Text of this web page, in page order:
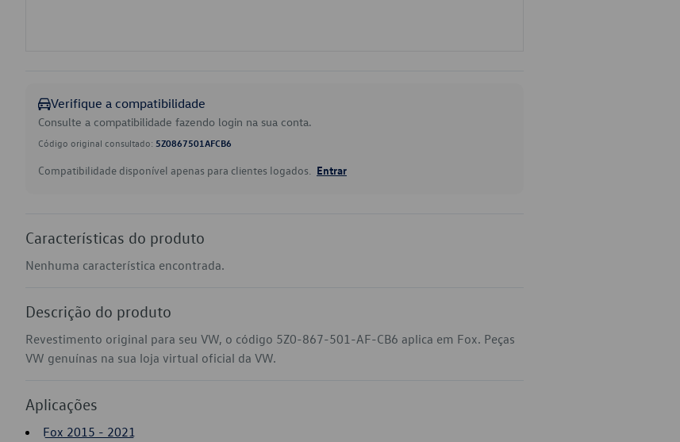
Verifique a compatibilidade
Consulte a compatibilidade fazendo login na sua conta.
Código original consultado: 5Z0867501AFCB6
Compatibilidade disponível apenas para clientes logados. Entrar
Características do produto
Nenhuma característica encontrada.
Descrição do produto
Revestimento original para seu VW, o código 5Z0-867-501-AF-CB6 aplica em Fox. Peças
VW genuínas na sua loja virtual oficial da VW.
Aplicações
Fox 2015 - 2021